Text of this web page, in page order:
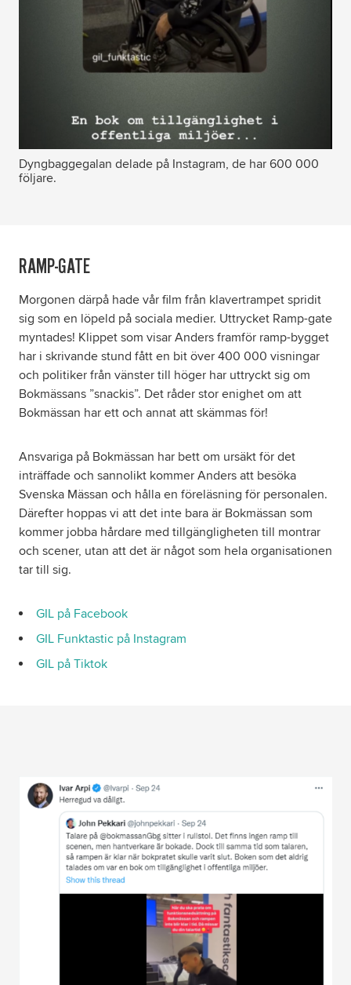
Dyngbaggegalan delade på Instagram, de har 600 000
följare.
RAMP-GATE
Morgonen därpå hade vår film från klavertrampet spridit
sig som en löpeld på sociala medier. Uttrycket Ramp-gate
myntades! Klippet som visar Anders framför ramp-bygget
har i skrivande stund fått en bit över 400 000 visningar
och politiker från vänster till höger har uttryckt sig om
Bokmässans ”snackis”. Det råder stor enighet om att
Bokmässan har ett och annat att skämmas för!
Ansvariga på Bokmässan har bett om ursäkt för det
inträffade och sannolikt kommer Anders att besöka
Svenska Mässan och hålla en föreläsning för personalen.
Därefter hoppas vi att det inte bara är Bokmässan som
kommer jobba hårdare med tillgängligheten till montrar
och scener, utan att det är något som hela organisationen
tar till sig.
GIL på Facebook
GIL Funktastic på Instagram
GIL på Tiktok